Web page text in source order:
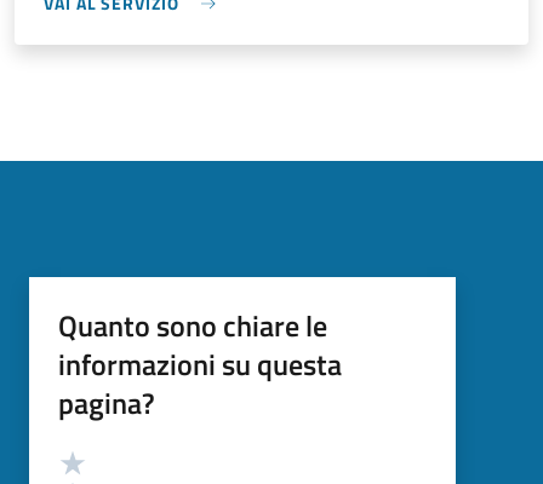
Quanto sono chiare le
informazioni su questa
pagina?
Valutazione